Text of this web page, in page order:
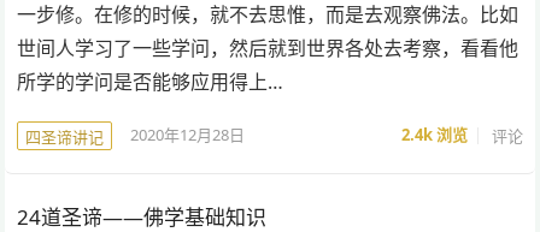
一步修。在修的时候，就不去思惟，而是去观察佛法。比如
世间人学习了一些学问，然后就到世界各处去考察，看看他
所学的学问是否能够应用得上…
四圣谛讲记 2020年12月28日 2.4k浏览 评论
24道圣谛——佛学基础知识